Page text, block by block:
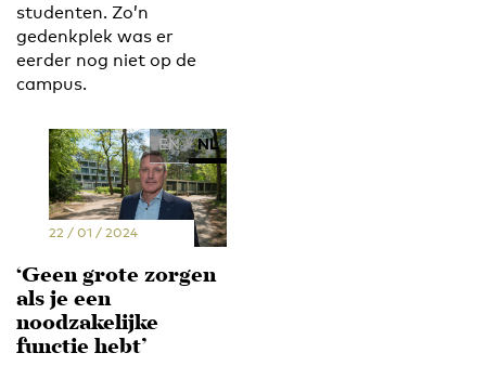
studenten. Zo’n
gedenkplek was er
eerder nog niet op de
campus.
EN NL
22 / 01 / 2024
‘Geen grote zorgen
als je een
noodzakelijke
functie hebt’